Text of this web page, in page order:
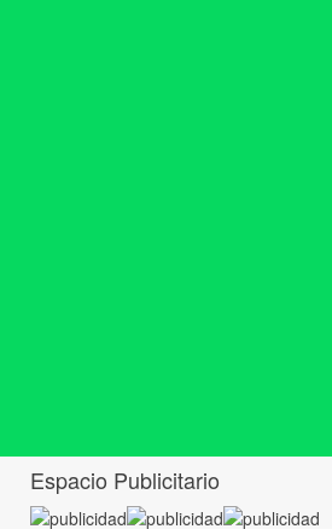
Espacio Publicitario